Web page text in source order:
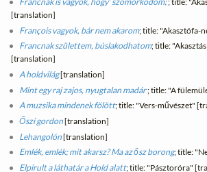
[translation]
François vagyok, bár nem akarom; title: "Akasztófa-
Francnak születtem, búslakodhatom; title:
[translation]
A holdvilág[translation]
Mint egy raj zajos, nyugtalan madár; title: "A
A muzsika mindenek fölött; title: "Vers-művészet"
Őszi gordon[translation]
Lehangolón[translation]
Emlék, emlék; mit akarsz? Ma az ősz borong; title:
Elpirult a láthatár a Hold alatt; title: "Pásztoróra"